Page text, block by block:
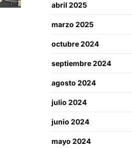
abril 2025
marzo 2025
octubre 2024
septiembre 2024
agosto 2024
julio 2024
junio 2024
mayo 2024